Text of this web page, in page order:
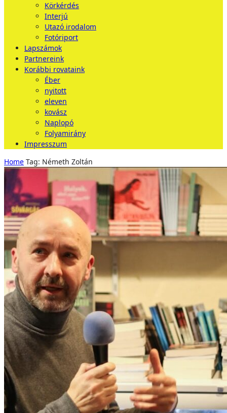
Körkérdés
Interjú
Utazó irodalom
Fotóriport
Lapszámok
Partnereink
Korábbi rovataink
Éber
nyitott
eleven
kovász
Naplopó
Folyamirány
Impresszum
Home Tag: Németh Zoltán